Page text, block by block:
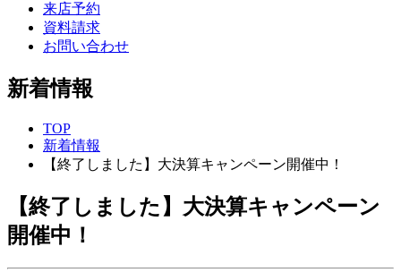
来店予約
資料請求
お問い合わせ
新着情報
TOP
新着情報
【終了しました】大決算キャンペーン開催中！
【終了しました】大決算キャンペーン
開催中！